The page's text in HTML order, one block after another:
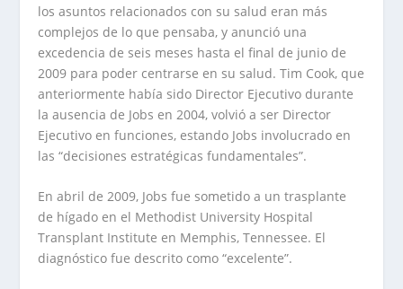
los asuntos relacionados con su salud eran más
complejos de lo que pensaba, y anunció una
excedencia de seis meses hasta el final de junio de
2009 para poder centrarse en su salud. Tim Cook, que
anteriormente había sido Director Ejecutivo durante
la ausencia de Jobs en 2004, volvió a ser Director
Ejecutivo en funciones, estando Jobs involucrado en
las “decisiones estratégicas fundamentales”.
En abril de 2009, Jobs fue sometido a un trasplante
de hígado en el Methodist University Hospital
Transplant Institute en Memphis, Tennessee. El
diagnóstico fue descrito como “excelente”.